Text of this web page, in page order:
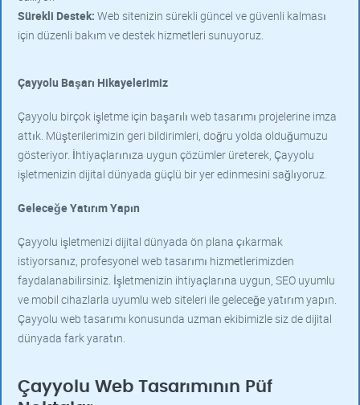
Sürekli Destek: Web sitenizin sürekli güncel ve güvenli kalması
için düzenli bakım ve destek hizmetleri sunuyoruz.
Çayyolu Başarı Hikayelerimiz
Çayyolu birçok işletme için başarılı web tasarımı projelerine imza
attık. Müşterilerimizin geri bildirimleri, doğru yolda olduğumuzu
gösteriyor. İhtiyaçlarınıza uygun çözümler üreterek, Çayyolu
işletmenizin dijital dünyada güçlü bir yer edinmesini sağlıyoruz.
Geleceğe Yatırım Yapın
Çayyolu işletmenizi dijital dünyada ön plana çıkarmak
istiyorsanız, profesyonel web tasarımı hizmetlerimizden
faydalanabilirsiniz. İşletmenizin ihtiyaçlarına uygun, SEO uyumlu
ve mobil cihazlarla uyumlu web siteleri ile geleceğe yatırım yapın.
Çayyolu web tasarımı konusunda uzman ekibimizle siz de dijital
dünyada fark yaratın.
Çayyolu Web Tasarımının Püf